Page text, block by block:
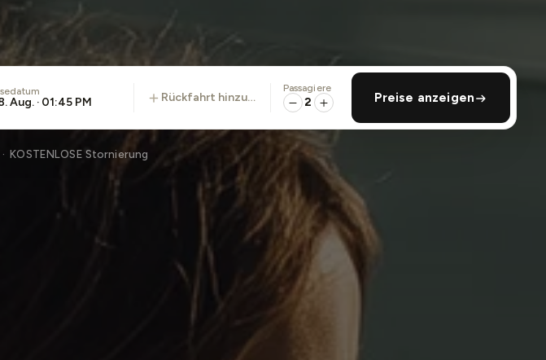
Aug. · 01:45 PM rückfahrt hinzufügen
Passagiere
2 Preise anzeigen
KOSTENLOSE Stornierung